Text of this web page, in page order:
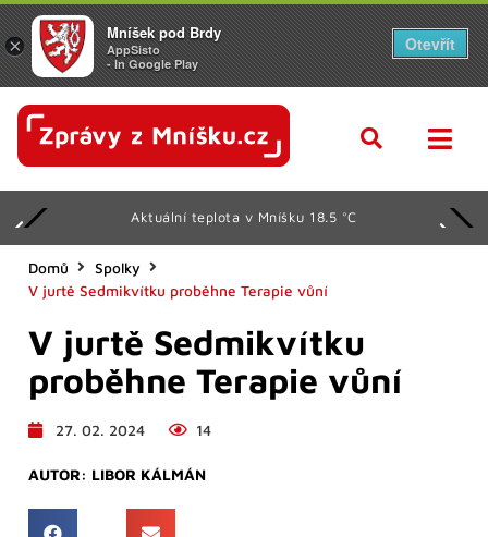
Aktuální teplota v Mníšku 18.5 °C
Domů
Spolky
V jurtě Sedmikvítku proběhne Terapie vůní
V jurtě Sedmikvítku
proběhne Terapie vůní
27. 02. 2024 14
AUTOR: LIBOR KÁLMÁN
×
Mníšek pod Brdy
AppSisto
- In Google Play
Otevřít